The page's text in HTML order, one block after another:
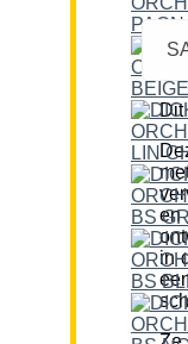
Dit
in